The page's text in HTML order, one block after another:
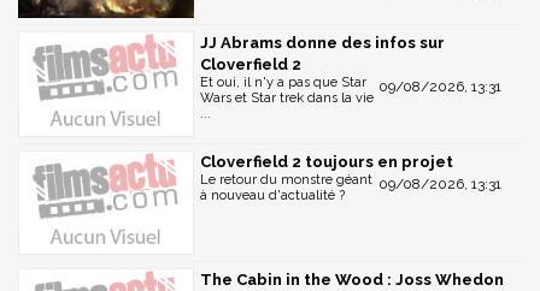
JJ Abrams donne des infos sur
Cloverfield 2
09/08/2026, 13:31
Et oui, il n'y a pas que Star
Wars et Star trek dans la vie
...
Cloverfield 2 toujours en projet
09/08/2026, 13:31
Le retour du monstre géant
à nouveau d'actualité ?
The Cabin in the Wood : Joss Whedon